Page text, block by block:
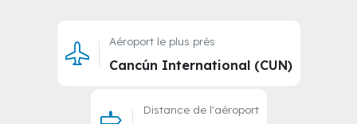
Aéroport le plus près
Cancún International (CUN)
Distance de l'aéroport